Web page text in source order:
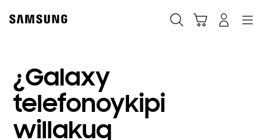
content
¿Galaxy
telefonoykipi
willakuq